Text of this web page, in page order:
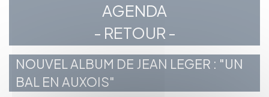
AGENDA
- RETOUR -
NOUVEL ALBUM DE JEAN LEGER : "UN
BAL EN AUXOIS"